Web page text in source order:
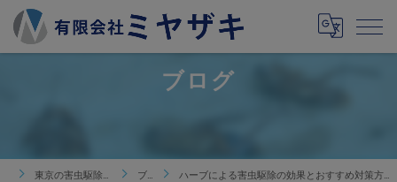
ブログ
東京の害虫駆除は有限会社ミヤザキ ブログ ハーブによる害虫駆除の効果とおすすめ対策方法を徹底解説！安全な虫除け活用術と実践ポイント